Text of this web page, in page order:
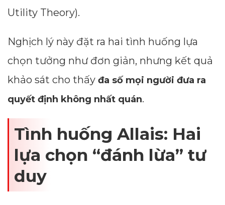
Utility Theory).
Nghịch lý này đặt ra hai tình huống lựa
chọn tưởng như đơn giản, nhưng kết quả
khảo sát cho thấy đa số mọi người đưa ra
quyết định không nhất quán.
Tình huống Allais: Hai
lựa chọn “đánh lừa” tư
duy